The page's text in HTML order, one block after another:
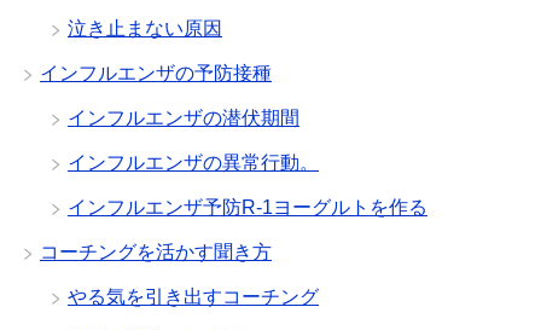
泣き止まない原因
インフルエンザの予防接種
インフルエンザの潜伏期間
インフルエンザの異常行動。
インフルエンザ予防R-1ヨーグルトを作る
コーチングを活かす聞き方
やる気を引き出すコーチング